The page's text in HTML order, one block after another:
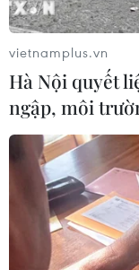
vietnamplus.vn
Hà Nội quyết
ngập, môi